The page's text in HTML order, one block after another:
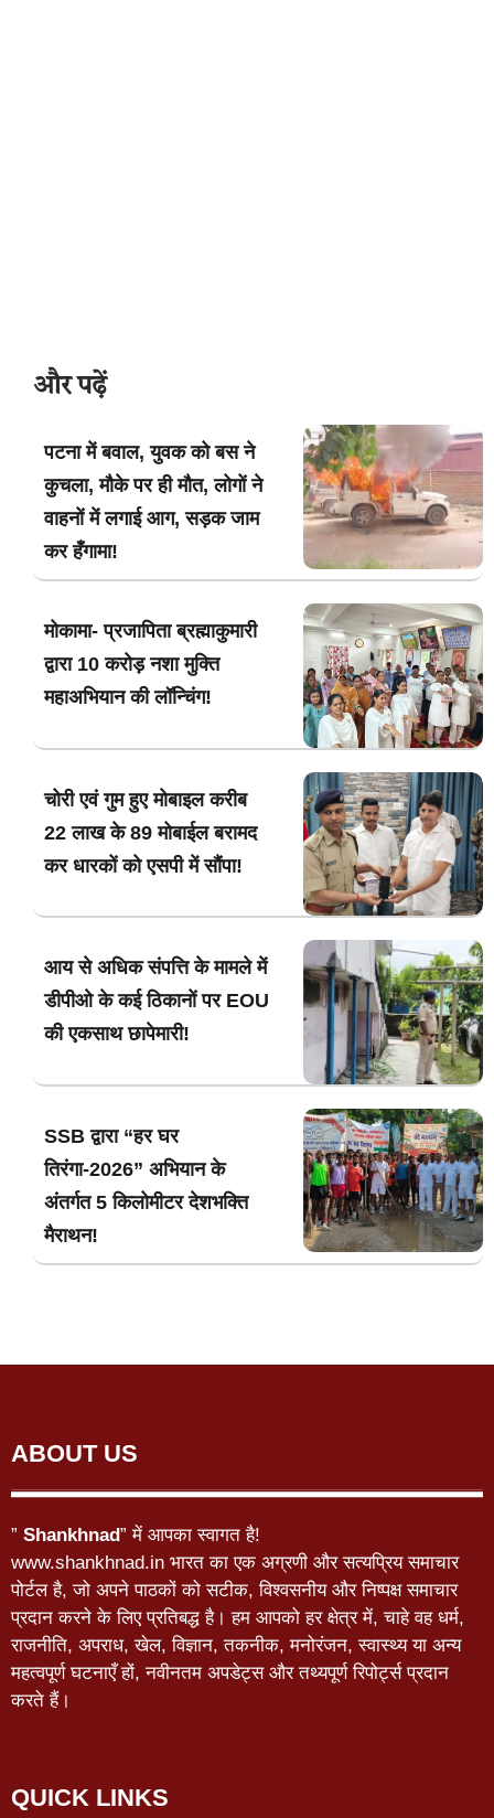
और पढ़ें
पटना में बवाल, युवक को बस ने
कुचला, मौके पर ही मौत, लोगों ने
वाहनों में लगाई आग, सड़क जाम
कर हँगामा!
मोकामा- प्रजापिता ब्रह्माकुमारी
द्वारा 10 करोड़ नशा मुक्ति
महाअभियान की लॉन्चिंग!
चोरी एवं गुम हुए मोबाइल करीब
22 लाख के 89 मोबाईल बरामद
कर धारकों को एसपी में सौंपा!
आय से अधिक संपत्ति के मामले में
डीपीओ के कई ठिकानों पर EOU
की एकसाथ छापेमारी!
SSB द्वारा “हर घर
तिरंगा-2026” अभियान के
अंतर्गत 5 किलोमीटर देशभक्ति
मैराथन!
ABOUT US
” Shankhnad” में आपका स्वागत है!
www.shankhnad.in भारत का एक अग्रणी और सत्यप्रिय समाचार
पोर्टल है, जो अपने पाठकों को सटीक, विश्वसनीय और निष्पक्ष समाचार
प्रदान करने के लिए प्रतिबद्ध है। हम आपको हर क्षेत्र में, चाहे वह धर्म,
राजनीति, अपराध, खेल, विज्ञान, तकनीक, मनोरंजन, स्वास्थ्य या अन्य
महत्वपूर्ण घटनाएँ हों, नवीनतम अपडेट्स और तथ्यपूर्ण रिपोर्ट्स प्रदान
करते हैं।
QUICK LINKS